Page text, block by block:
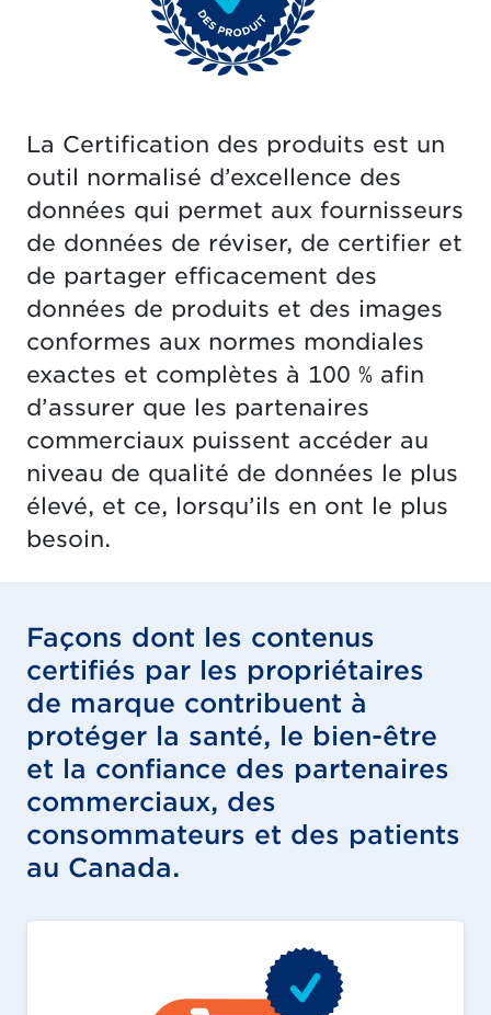
La Certification des produits est un
outil normalisé d’excellence des
données qui permet aux fournisseurs
de données de réviser, de certifier et
de partager efficacement des
données de produits et des images
conformes aux normes mondiales
exactes et complètes à 100 % afin
d’assurer que les partenaires
commerciaux puissent accéder au
niveau de qualité de données le plus
élevé, et ce, lorsqu’ils en ont le plus
besoin.
Façons dont les contenus
certifiés par les propriétaires
de marque contribuent à
protéger la santé, le bien-être
et la confiance des partenaires
commerciaux, des
consommateurs et des patients
au Canada.